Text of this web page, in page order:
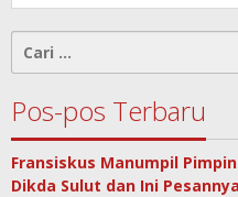
untuk:
Pos-pos Terbaru
Fransiskus Manumpil
Dikda Sulut dan Ini Pesannya